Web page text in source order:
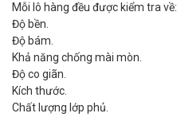
Mỗi lô hàng đều được kiểm tra về:
Độ bền.
Độ bám.
Khả năng chống mài mòn.
Độ co giãn.
Kích thước.
Chất lượng lớp phủ.